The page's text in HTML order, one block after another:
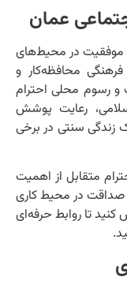
موفقیت در محیط‌های
محافظه‌کار و
و رسوم محلی احترام
رعایت پوشش
سنتی در برخی
متقابل از اهمیت
و صداقت در محیط کاری
کنید تا روابط حرفه‌ای